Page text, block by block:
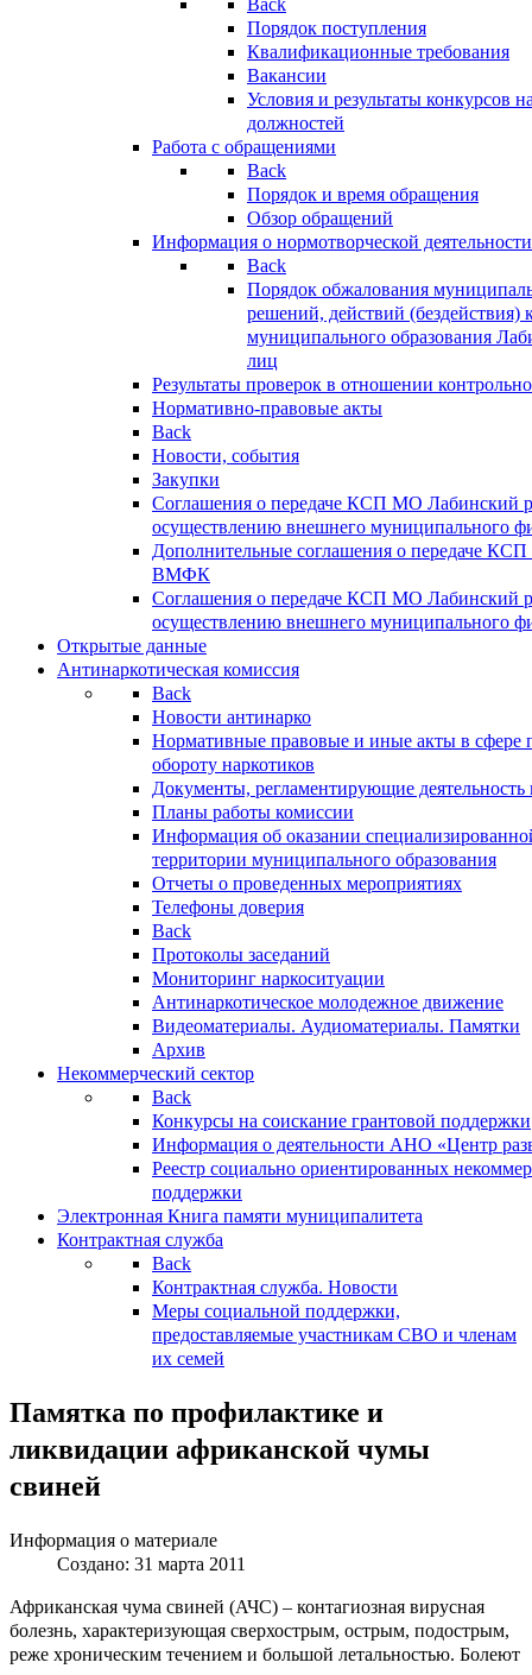
Back
Порядок поступления
Квалификационные требования
Вакансии
Условия и результаты конкурсов
должностей
Работа с обращениями
Back
Порядок и время обращения
Обзор обращений
Информация о нормотворческой деятельности
Back
Порядок обжалования
решений, действий (бездействия)
муниципального образования
лиц
Результаты проверок в отношении
Нормативно-правовые акты
Back
Новости, события
Закупки
Соглашения о передаче КСП МО Лабинский
осуществлению внешнего муниципального
Дополнительные соглашения о передаче
ВМФК
Соглашения о передаче КСП МО Лабинский
осуществлению внешнего муниципального
Открытые данные
Антинаркотическая комиссия
Back
Новости антинарко
Нормативные правовые и иные акты в сфере
обороту наркотиков
Документы, регламентирующие деятельность
Планы работы комиссии
Информация об оказании
территории муниципального образования
Отчеты о проведенных мероприятиях
Телефоны доверия
Back
Протоколы заседаний
Мониторинг наркоситуации
Антинаркотическое молодежное движение
Видеоматериалы. Аудиоматериалы. Памятки
Архив
Некоммерческий сектор
Back
Конкурсы на соискание грантовой поддержки
Информация о деятельности АНО «Центр
Реестр социально ориентированных
поддержки
Электронная Книга памяти муниципалитета
Контрактная служба
Back
Контрактная служба. Новости
Меры социальной поддержки,
предоставляемые участникам СВО и членам
их семей
Памятка по профилактике и
ликвидации африканской чумы
свиней
Информация о материале
Создано: 31 марта 2011
Африканская чума свиней (АЧС) – контагиозная вирусная
болезнь, характеризующая сверхострым, острым, подострым,
реже хроническим течением и большой летальностью. Болеют